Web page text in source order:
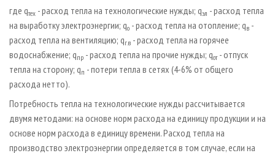
где qтех - расход тепла на технологические нужды; qэл - расход тепла
на выработку электроэнергии; qо - расход тепла на отопление; qв -
расход тепла на вентиляцию; qг.в - расход тепла на горячее
водоснабжение; qпр - расход тепла на прочие нужды; qот- отпуск
тепла на сторону; qп - потери тепла в сетях (4-6% от общего
расхода нетто).
Потребность тепла на технологические нужды рассчитывается
двумя методами: на основе норм расхода на единицу продукции и на
основе норм расхода в единицу времени. Расход тепла на
производство электроэнергии определяется в том случае, если на